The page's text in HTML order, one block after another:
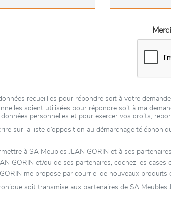
recueillies pour répondre soit à votre
soient utilisées pour répondre soit à ma
personnelles et pour exercer vos droits,
sur la liste d’opposition au démarchage
à SA Meubles JEAN GORIN et à ses
GORIN et/ou de ses partenaires, cochez les cases
GORIN me propose par courriel de nouveaux produits
soit transmise aux partenaires de SA